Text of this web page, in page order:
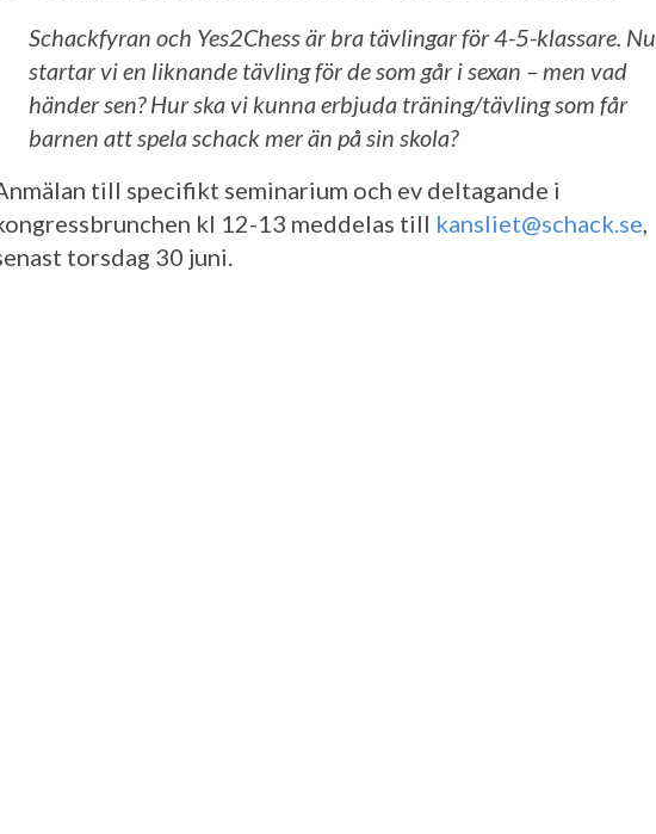
Schackfyran och Yes2Chess är bra tävlingar för 4-5-klassare. Nu
startar vi en liknande tävling för de som går i sexan – men vad
händer sen? Hur ska vi kunna erbjuda träning/tävling som får
barnen att spela schack mer än på sin skola?
till specifikt seminarium och ev deltagande i
kl 12-13 meddelas till kansliet@schack.se,
torsdag 30 juni.